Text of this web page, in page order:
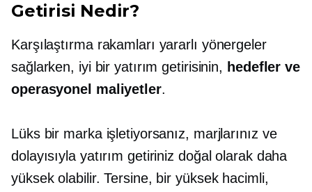
Getirisi Nedir?
Karşılaştırma rakamları yararlı yönergeler
sağlarken, iyi bir yatırım getirisinin, hedefler ve
operasyonel maliyetler.
Lüks bir marka işletiyorsanız, marjlarınız ve
dolayısıyla yatırım getiriniz doğal olarak daha
yüksek olabilir. Tersine, bir yüksek hacimli,